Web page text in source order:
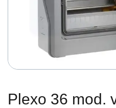
Plexo 36 mod.